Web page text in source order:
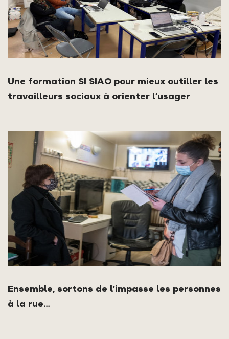
Une formation SI SIAO pour mieux outiller les
travailleurs sociaux à orienter l’usager
Ensemble, sortons de l’impasse les personnes
à la rue…